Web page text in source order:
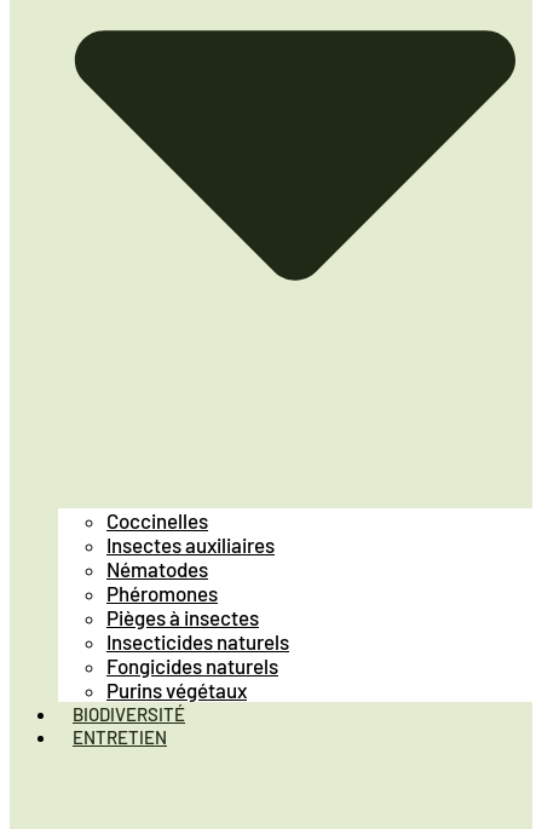
Coccinelles
Insectes auxiliaires
Nématodes
Phéromones
Pièges à insectes
Insecticides naturels
Fongicides naturels
Purins végétaux
BIODIVERSITÉ
ENTRETIEN